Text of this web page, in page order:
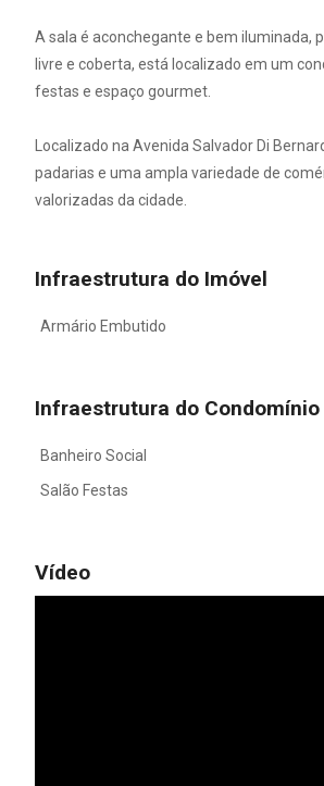
A sala é aconchegante e bem iluminada,
livre e coberta, está localizado em um
festas e espaço gourmet.
Localizado na Avenida Salvador Di
padarias e uma ampla variedade de
valorizadas da cidade.
Infraestrutura do Imóvel
Armário Embutido
Infraestrutura do Condomínio
Banheiro Social
Salão Festas
Vídeo